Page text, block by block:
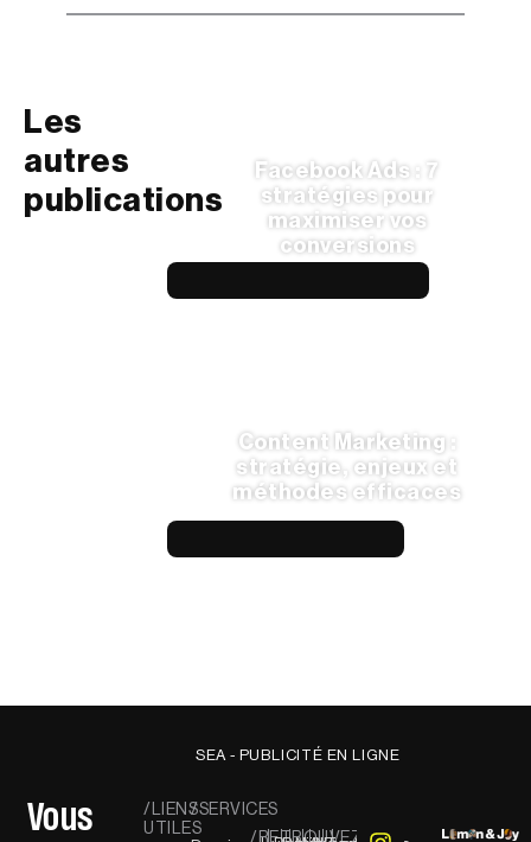
Les
autres
publications
Facebook Ads : 7
stratégies pour
maximiser vos
conversions
SEA - PUBLICITÉ EN LIGNE
Content Marketing :
stratégie, enjeux et
méthodes efficaces
Vous
/LIENS
UTILES
/SERVICES
/RETROUVEZ-